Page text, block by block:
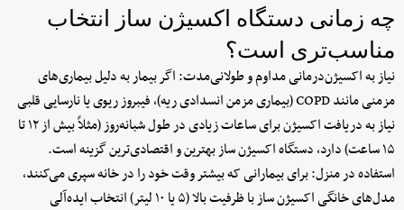
چه زمانی دستگاه اکسیژن ساز انتخاب
مناسب‌تری است؟
نیاز به اکسیژن‌درمانی مداوم و طولانی‌مدت: اگر بیمار به دلیل بیماری‌های
مزمنی مانند COPD (بیماری مزمن انسدادی ریه)، فیبروز ریوی یا نارسایی قلبی
نیاز به دریافت اکسیژن برای ساعات زیادی در طول شبانه‌روز (مثلاً بیش از ۱۲ تا
۱۵ ساعت) دارد، دستگاه اکسیژن ساز بهترین و اقتصادی‌ترین گزینه است.
استفاده در منزل: برای بیمارانی که بیشتر وقت خود را در خانه سپری می‌کنند،
مدل‌های خانگی اکسیژن ساز با ظرفیت بالا (۵ یا ۱۰ لیتر) انتخاب ایده‌آلی